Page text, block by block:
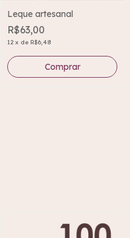
Leque artesanal
R$63,00
12 x de R$6,48